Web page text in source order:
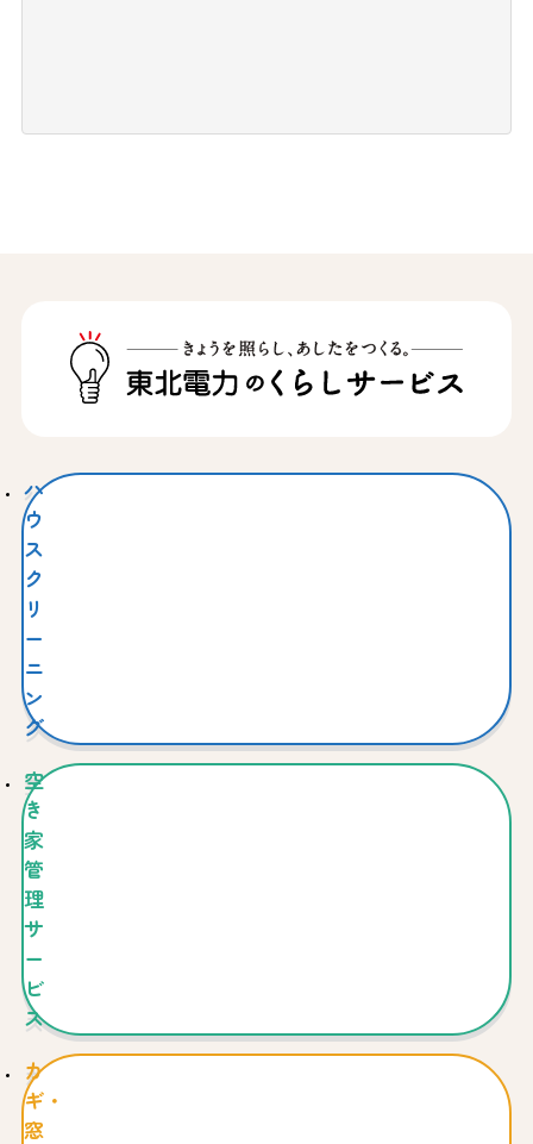
ハ
ウ
ス
ク
リ
ー
ニ
ン
グ
空
き
家
管
理
サ
ー
ビ
ス
カ
ギ・
窓